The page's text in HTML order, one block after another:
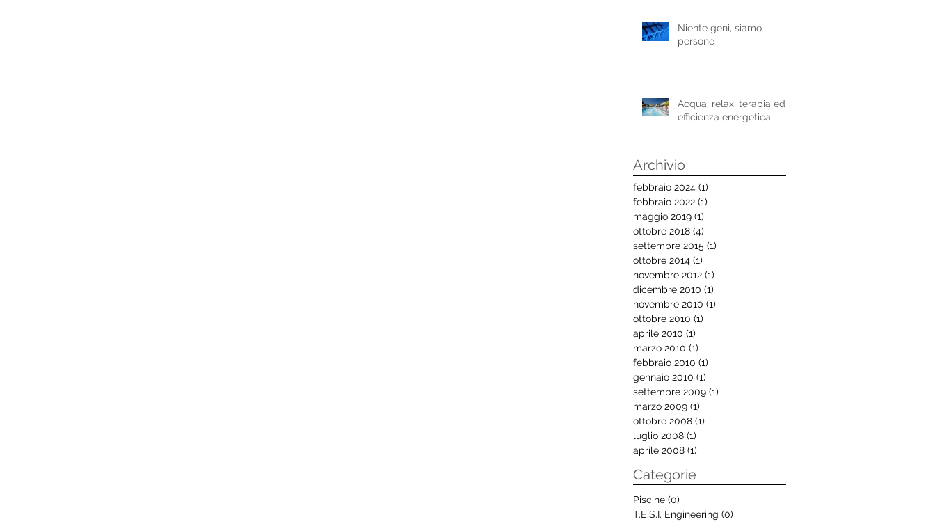
Niente geni, siamo
persone
Acqua: relax, terapia ed
efficienza energetica.
Archivio
febbraio 2024 (1)
febbraio 2022 (1)
maggio 2019 (1)
ottobre 2018 (4)
settembre 2015 (1)
ottobre 2014 (1)
novembre 2012 (1)
dicembre 2010 (1)
novembre 2010 (1)
ottobre 2010 (1)
aprile 2010 (1)
marzo 2010 (1)
febbraio 2010 (1)
gennaio 2010 (1)
settembre 2009 (1)
marzo 2009 (1)
ottobre 2008 (1)
luglio 2008 (1)
aprile 2008 (1)
Categorie
Piscine (0)
T.E.S.I. Engineering (0)